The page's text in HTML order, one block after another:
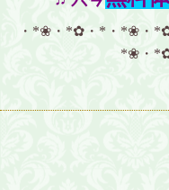
・*❀・*✿・*・*❀・
*❀・